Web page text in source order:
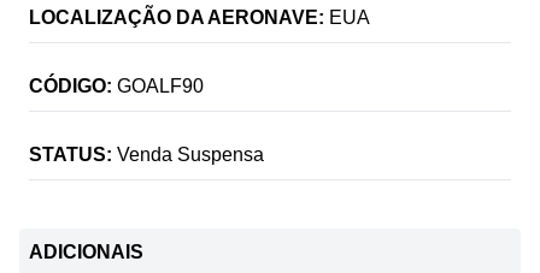
LOCALIZAÇÃO DA AERONAVE: EUA
CÓDIGO: GOALF90
STATUS: Venda Suspensa
ADICIONAIS